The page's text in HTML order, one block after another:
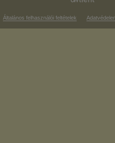
Általános felhasználói feltételek